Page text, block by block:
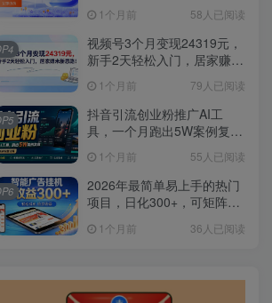
1个月前 58人已阅读
视频号3个月变现24319元，
新手2天轻松入门，居家赚米
1个月前 79人已阅读
抖音引流创业粉推广AI工
具，一个月跑出5W案例复
1个月前 55人已阅读
2026年最简单易上手的热门
项目，日化300+，可矩阵操
1个月前 36人已阅读